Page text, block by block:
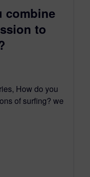
combine
to
How do you
of surfing? we